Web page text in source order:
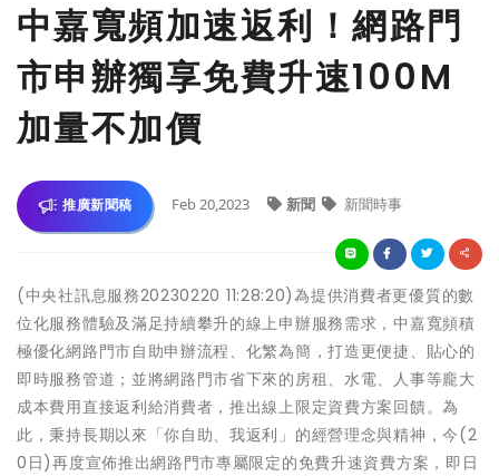
中嘉寬頻加速返利！網路門
市申辦獨享免費升速100M
加量不加價
推廣新聞稿 Feb 20,2023 新聞 新聞時事
(中央社訊息服務20230220 11:28:20)為提供消費者更優質的數
位化服務體驗及滿足持續攀升的線上申辦服務需求，中嘉寬頻積
極優化網路門市自助申辦流程、化繁為簡，打造更便捷、貼心的
即時服務管道；並將網路門市省下來的房租、水電、人事等龐大
成本費用直接返利給消費者，推出線上限定資費方案回饋。為
此，秉持長期以來「你自助、我返利」的經營理念與精神，今(2
0日)再度宣佈推出網路門市專屬限定的免費升速資費方案，即日